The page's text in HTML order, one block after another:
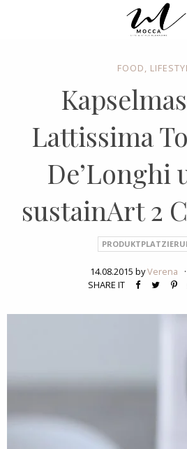
FOOD,
Lattissima
De’Longhi
sustainArt 2
14.08.2015 byVerena ·
SHARE IT